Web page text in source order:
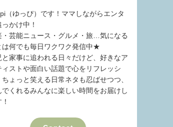
（ゆっぴ）です！ママしながらエンタ
っかけ中！
・芸能ニュース・グルメ・旅…気になる
は何でも毎日ワクワク発信中★
と家事に追われる日々だけど、好きなア
ィストや面白い話題で心をリフレッシ
ちょっと笑える日常ネタも忍ばせつつ、
でくれるみんなに楽しい時間をお届けし